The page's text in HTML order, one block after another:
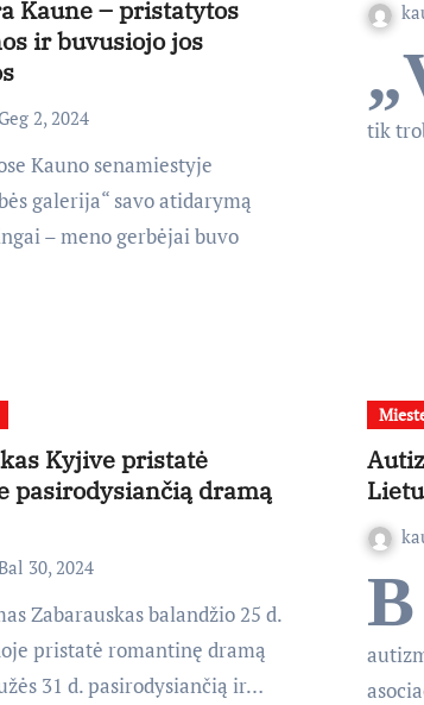
Kaune – pristatytos
ir buvusiojo jos
2, 2024
Kauno senamiestyje
galerija“ savo atidarymą
– meno gerbėjai buvo
tik
Kyjive pristatė
pasirodysiančią dramą
30, 2024
Zabarauskas balandžio 25 d.
pristatė romantinę dramą
31 d. pasirodysiančią ir…
B